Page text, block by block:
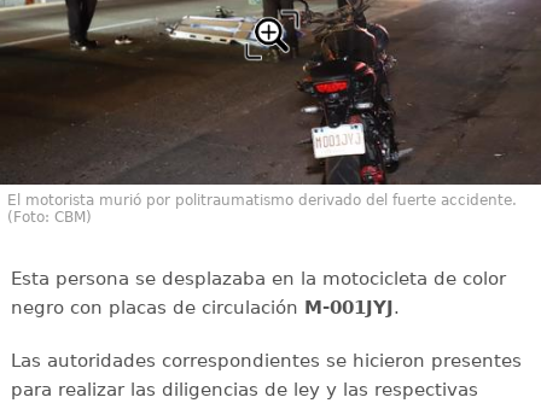
El motorista murió por politraumatismo derivado del fuerte accidente.
(Foto: CBM)
Esta persona se desplazaba en la motocicleta de color
negro con placas de circulación M-001JYJ .
Las autoridades correspondientes se hicieron presentes
para realizar las diligencias de ley y las respectivas